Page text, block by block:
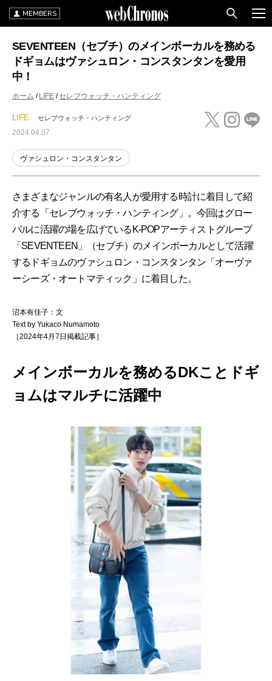
MEMBERS
SEVENTEEN（セブチ）のメインボーカルを務める
ドギョムはヴァシュロン・コンスタンタンを愛用
中！
ホーム LIFE セレブウォッチ・ハンティング
LIFE セレブウォッチ・ハンティング
2024.04.07
ヴァシュロン・コンスタンタン
さまざまなジャンルの有名人が愛用する時計に着目して紹
介する「セレブウォッチ・ハンティング」。今回はグロー
バルに活躍の場を広げているK-POPアーティストグループ
「SEVENTEEN」（セブチ）のメインボーカルとして活躍
するドギョムのヴァシュロン・コンスタンタン「オーヴァ
ーシーズ・オートマティック」に着目した。
沼本有佳子：文
Text by Yukaco Numamoto
［2024年4月7日掲載記事］
メインボーカルを務めるDKことドギ
ョムはマルチに活躍中